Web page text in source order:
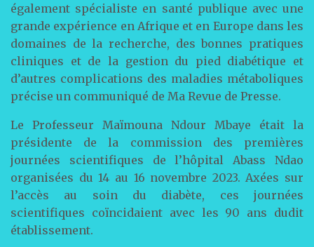
également spécialiste en santé publique avec une
grande expérience en Afrique et en Europe dans les
domaines de la recherche, des bonnes pratiques
cliniques et de la gestion du pied diabétique et
d’autres complications des maladies métaboliques
précise un communiqué de Ma Revue de Presse.
Le Professeur Maïmouna Ndour Mbaye était la
présidente de la commission des premières
journées scientifiques de l’hôpital Abass Ndao
organisées du 14 au 16 novembre 2023. Axées sur
l’accès au soin du diabète, ces journées
scientifiques coïncidaient avec les 90 ans dudit
établissement.